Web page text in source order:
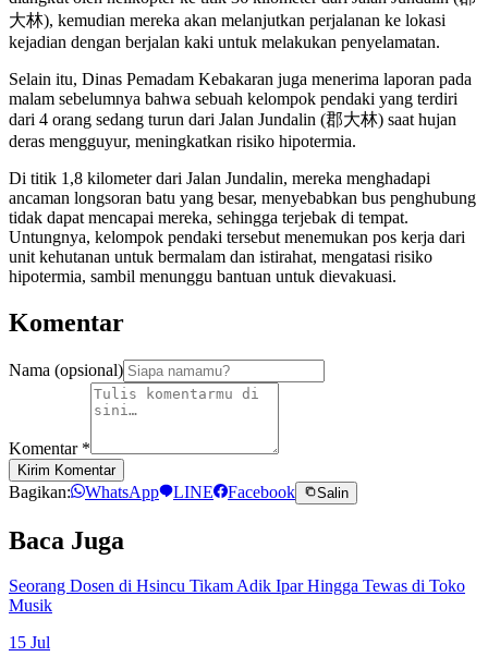
大林), kemudian mereka akan melanjutkan perjalanan ke lokasi
kejadian dengan berjalan kaki untuk melakukan penyelamatan.
Selain itu, Dinas Pemadam Kebakaran juga menerima laporan pada
malam sebelumnya bahwa sebuah kelompok pendaki yang terdiri
dari 4 orang sedang turun dari Jalan Jundalin (郡大林) saat hujan
deras mengguyur, meningkatkan risiko hipotermia.
Di titik 1,8 kilometer dari Jalan Jundalin, mereka menghadapi
ancaman longsoran batu yang besar, menyebabkan bus penghubung
tidak dapat mencapai mereka, sehingga terjebak di tempat.
Untungnya, kelompok pendaki tersebut menemukan pos kerja dari
unit kehutanan untuk bermalam dan istirahat, mengatasi risiko
hipotermia, sambil menunggu bantuan untuk dievakuasi.
Komentar
Nama (opsional)
Komentar *
Kirim Komentar
Bagikan: WhatsApp LINE Facebook Salin
Baca Juga
Seorang Dosen di Hsincu Tikam Adik Ipar Hingga Tewas di Toko
Musik
15 Jul